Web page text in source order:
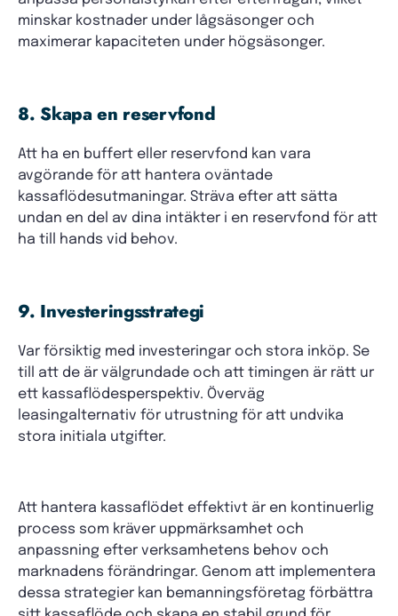
minskar kostnader under lågsäsonger och
maximerar kapaciteten under högsäsonger.
8. Skapa en reservfond
Att ha en buffert eller reservfond kan vara
avgörande för att hantera oväntade
kassaflödesutmaningar. Sträva efter att sätta
undan en del av dina intäkter i en reservfond för att
ha till hands vid behov.
9. Investeringsstrategi
Var försiktig med investeringar och stora inköp. Se
till att de är välgrundade och att timingen är rätt ur
ett kassaflödesperspektiv. Överväg
leasingalternativ för utrustning för att undvika
stora initiala utgifter.
Att hantera kassaflödet effektivt är en kontinuerlig
process som kräver uppmärksamhet och
anpassning efter verksamhetens behov och
marknadens förändringar. Genom att implementera
dessa strategier kan bemanningsföretag förbättra